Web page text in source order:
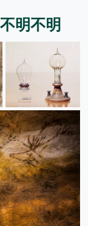
明不明